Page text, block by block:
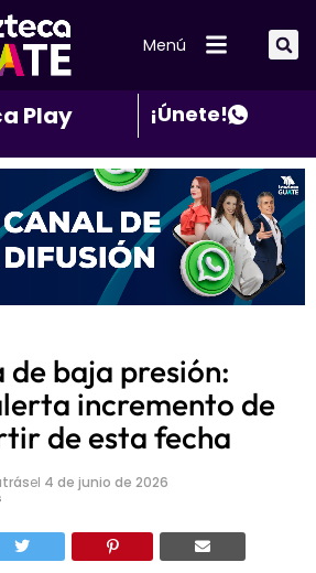
Menú
Play ¡Únete!
de baja presión:
incremento de
de esta fecha
el 4 de junio de 2026